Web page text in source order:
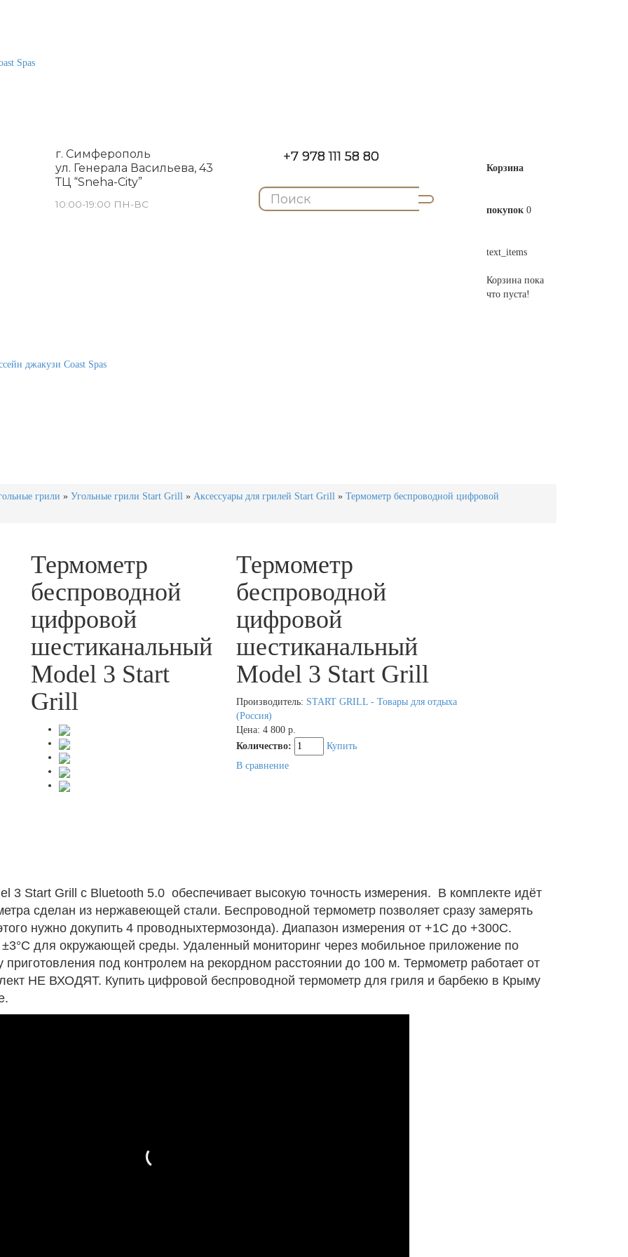
Spas
г. Симферополь
ул. Генерала Васильева, 43
ТЦ “Sneha-City”
10:00-19:00 ПН-ВС
+7 978 111 58 80
Корзина
покупок 0
text_items
Корзина пока
что пуста!
джакузи Coast Spas
грили » Угольные грили Start Grill » Аксессуары для грилей Start Grill » Термометр беспроводной цифровой
Термометр
беспроводной
цифровой
шестиканальный
Model 3 Start
Grill
Термометр
беспроводной
цифровой
шестиканальный
Model 3 Start Grill
Производитель: START GRILL - Товары для отдыха
(Россия)
Цена: 4 800 р.
Количество:
Купить
В сравнение
3 Start Grill с Bluetooth 5.0 обеспечивает высокую точность измерения. В комплекте идёт
сделан из нержавеющей стали. Беспроводной термометр позволяет сразу замерять
нужно докупить 4 проводныхтермозонда). Диапазон измерения от +1C до +300C.
для окружающей среды. Удаленный мониторинг через мобильное приложение по
под контролем на рекордном расстоянии до 100 м. Термометр работает от
НЕ ВХОДЯТ. Купить цифровой беспроводной термометр для гриля и барбекю в Крыму